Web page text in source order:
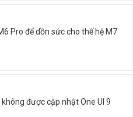
Pro để dồn sức cho thế hệ M7
được cập nhật One UI 9